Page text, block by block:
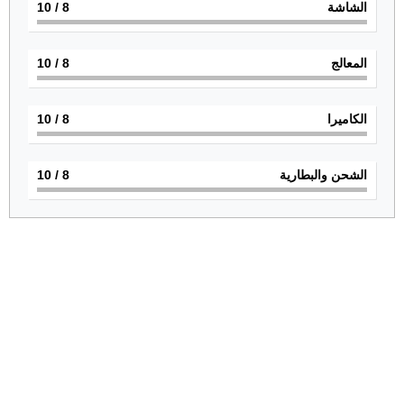
الشاشة 8
/ 10
المعالج 8
/ 10
الكاميرا 8
/ 10
الشحن والبطارية 8
/ 10